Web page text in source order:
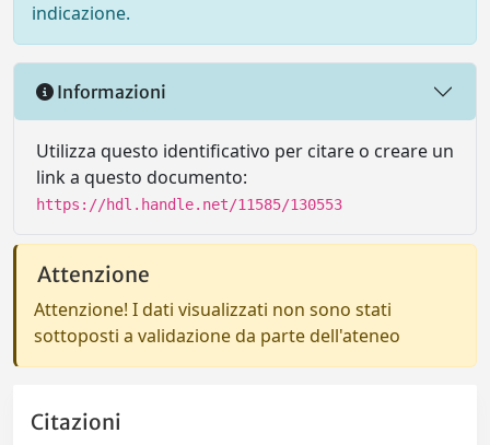
indicazione.
Informazioni
Utilizza questo identificativo per citare o creare un
link a questo documento:
https://hdl.handle.net/11585/130553
Attenzione
Attenzione! I dati visualizzati non sono stati
sottoposti a validazione da parte dell'ateneo
Citazioni